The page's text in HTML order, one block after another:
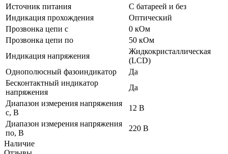
Источник питания
С батареей и без
Индикация прохождения
Оптический
Прозвонка цепи с
0 кОм
Прозвонка цепи по
50 кОм
Индикация напряжения
Жидкокристаллическая
(LCD)
Однополюсный фазоиндикатор
Да
Бесконтактный индикатор
напряжения
Да
Диапазон измерения напряжения
с, В
12 В
Диапазон измерения напряжения
по, В
220 В
Наличие